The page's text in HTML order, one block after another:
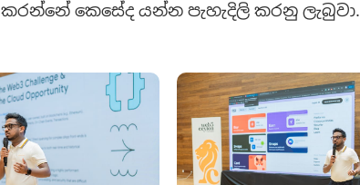
කරන්නේ කෙසේද යන්න පැහැදිලි කරනු ලැබුවා.